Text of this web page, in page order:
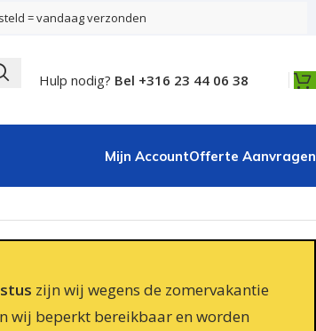
= vandaag verzonden
Hulp nodig? Bel +316 23 44 06 38
Mijn AccountOfferte Aanvragen
zijn wij wegens de zomervakantie
wij beperkt bereikbaar en worden